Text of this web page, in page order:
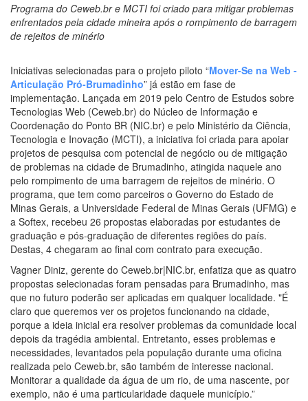
Programa do Ceweb.br e MCTI foi criado para mitigar problemas
enfrentados pela cidade mineira após o rompimento de barragem
de rejeitos de minério
Iniciativas selecionadas para o projeto piloto “Mover-Se na Web -
Articulação Pró-Brumadinho” já estão em fase de
implementação. Lançada em 2019 pelo Centro de Estudos sobre
Tecnologias Web (Ceweb.br) do Núcleo de Informação e
Coordenação do Ponto BR (NIC.br) e pelo Ministério da Ciência,
Tecnologia e Inovação (MCTI), a iniciativa foi criada para apoiar
projetos de pesquisa com potencial de negócio ou de mitigação
de problemas na cidade de Brumadinho, atingida naquele ano
pelo rompimento de uma barragem de rejeitos de minério. O
programa, que tem como parceiros o Governo do Estado de
Minas Gerais, a Universidade Federal de Minas Gerais (UFMG) e
a Softex, recebeu 26 propostas elaboradas por estudantes de
graduação e pós-graduação de diferentes regiões do país.
Destas, 4 chegaram ao final com contrato para execução.
Vagner Diniz, gerente do Ceweb.br|NIC.br, enfatiza que as quatro
propostas selecionadas foram pensadas para Brumadinho, mas
que no futuro poderão ser aplicadas em qualquer localidade. "É
claro que queremos ver os projetos funcionando na cidade,
porque a ideia inicial era resolver problemas da comunidade local
depois da tragédia ambiental. Entretanto, esses problemas e
necessidades, levantados pela população durante uma oficina
realizada pelo Ceweb.br, são também de interesse nacional.
Monitorar a qualidade da água de um rio, de uma nascente, por
exemplo, não é uma particularidade daquele município.”